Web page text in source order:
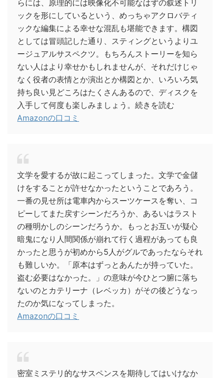
らには、原理的には映像化不可能なはずの叙述トリ
ックを形にしているという、めっちゃアクロバティ
ックな編集による幸せな混乱も堪能できます。構図
としては冒頭記した通り、スティングというよりユ
ージュアルサスペクツ。もちろんストーリーを知ら
ない人はより幸せかもしれませんが、それだけじゃ
なく役者の表情とか演出とか構図とか、いろいろ気
持ち良い見どころはたくさんあるので、ディスクを
入手して何度も楽しみましょう。続きを読む
Amazonの口コミ
文学を愛するが故に起こってしまった。文学で金儲
けをすることが許せなかったということであろう。
一番の見せ所は電車内からスーツケースを奪い、コ
ピーしてまた戻すシーンだろうか、あるいはラスト
の種明かしのシーンだろうか。もっとお互いが疑心
暗鬼になり人間関係が崩れて行く過程があっても良
かったと思うが初めから5人がグルであったならそれ
も難しいか。「原本はずっとあんたが持っていた。
盗む必要はなかった。」の意味が今ひとつ腑に落ち
ないのとカテリーナ（レベッカ）がその後どうなっ
たのか気になってしまった。
Amazonの口コミ
密室ミステリ的なサスペンスを期待してはいけなか